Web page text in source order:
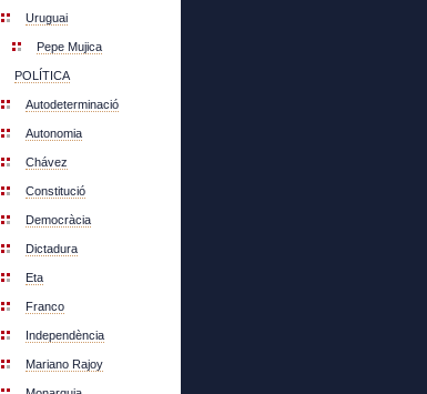
Uruguai
Pepe Mujica
POLÍTICA
Autodeterminació
Autonomia
Chávez
Constitució
Democràcia
Dictadura
Eta
Franco
Independència
Mariano Rajoy